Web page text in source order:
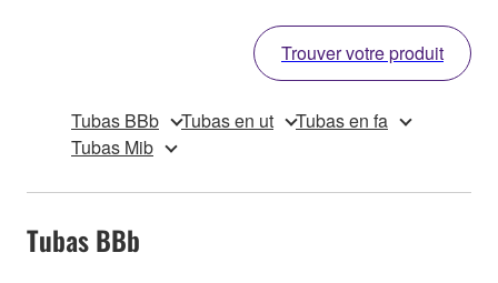
Trouver votre produit
Tubas BBb Tubas en ut
Tubas en fa
Tubas Mib
Tubas BBb